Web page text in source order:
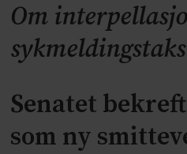
Om
Senatet
som ny